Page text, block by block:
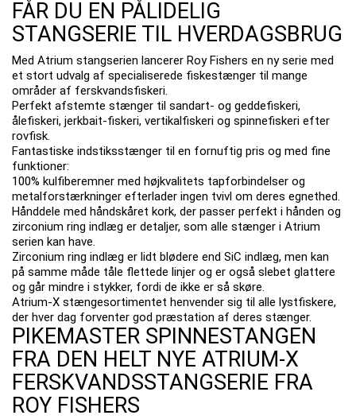
FÅR DU EN PÅLIDELIG
STANGSERIE TIL HVERDAGSBRUG
Med Atrium stangserien lancerer Roy Fishers en ny serie med
et stort udvalg af specialiserede fiskestænger til mange
områder af ferskvandsfiskeri.
Perfekt afstemte stænger til sandart- og geddefiskeri,
ålefiskeri, jerkbait-fiskeri, vertikalfiskeri og spinnefiskeri efter
rovfisk.
Fantastiske indstiksstænger til en fornuftig pris og med fine
funktioner:
100% kulfiberemner med højkvalitets tapforbindelser og
metalforstærkninger efterlader ingen tvivl om deres egnethed.
Hånddele med håndskåret kork, der passer perfekt i hånden og
zirconium ring indlæg er detaljer, som alle stænger i Atrium
serien kan have.
Zirconium ring indlæg er lidt blødere end SiC indlæg, men kan
på samme måde tåle flettede linjer og er også slebet glattere
og går mindre i stykker, fordi de ikke er så skøre.
Atrium-X stængesortimentet henvender sig til alle lystfiskere,
der hver dag forventer god præstation af deres stænger.
PIKEMASTER SPINNESTANGEN
FRA DEN HELT NYE ATRIUM-X
FERSKVANDSSTANGSERIE FRA
ROY FISHERS